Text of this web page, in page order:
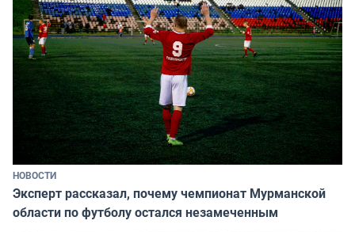
НОВОСТИ
Эксперт рассказал, почему чемпионат Мурманской
области по футболу остался незамеченным